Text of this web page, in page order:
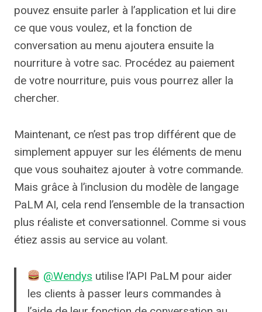
pouvez ensuite parler à l’application et lui dire
ce que vous voulez, et la fonction de
conversation au menu ajoutera ensuite la
nourriture à votre sac. Procédez au paiement
de votre nourriture, puis vous pourrez aller la
chercher.
Maintenant, ce n’est pas trop différent que de
simplement appuyer sur les éléments de menu
que vous souhaitez ajouter à votre commande.
Mais grâce à l’inclusion du modèle de langage
PaLM AI, cela rend l’ensemble de la transaction
plus réaliste et conversationnel. Comme si vous
étiez assis au service au volant.
@Wendys utilise l’API PaLM pour aider
les clients à passer leurs commandes à